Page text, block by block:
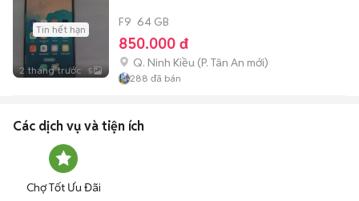
Tin hết hạn
2 tháng trước 5
F9 64 GB
850.000 đ
Q. Ninh Kiều (P. Tân An mới)
288 đã bán
Các dịch vụ và tiện ích
Chợ Tốt Ưu Đãi